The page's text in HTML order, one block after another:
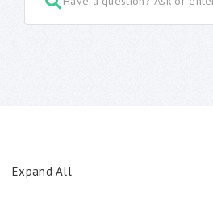
Expand All